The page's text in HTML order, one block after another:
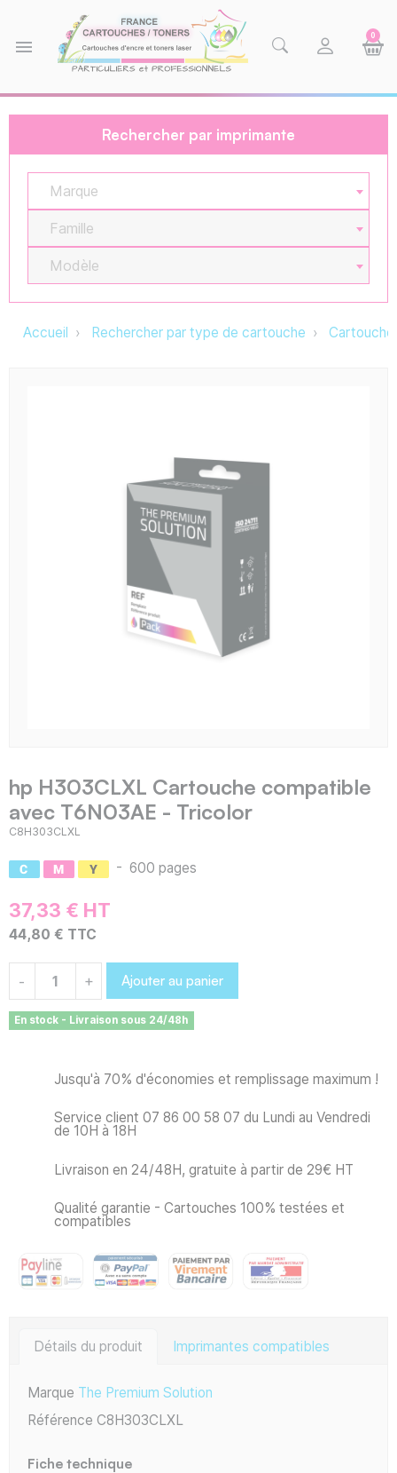
menu
0
Rechercher par imprimante
Marque
Famille
Modèle
Accueil Rechercher par type de cartouche
hp H303CLXL Cartouche compatible
avec T6N03AE - Tricolor
C8H303CLXL
- 600 pages
37,33 € HT
44,80 € TTC
- + Ajouter au panier
En stock - Livraison sous 24/48h
Jusqu'à 70% d'économies et remplissage maximum !
Service client 07 86 00 58 07 du Lundi au Vendredi
de 10H à 18H
Livraison en 24/48H, gratuite à partir de 29€ HT
Qualité garantie - Cartouches 100% testées et
compatibles
Détails du produit Imprimantes compatibles
Marque The Premium Solution
Référence C8H303CLXL
Fiche technique